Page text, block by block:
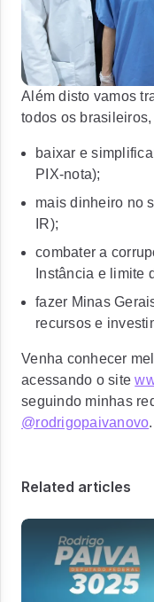
Além disto vamos
todos os
baixar e
PIX-nota);
mais dinheiro no
IR);
combater a
Instância e limite
fazer Minas
recursos e
Venha conhecer
acessando o site
seguindo minhas
@rodrigopaivanovo.
Related articles